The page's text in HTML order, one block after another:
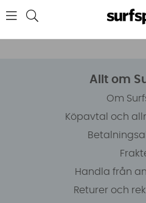
Allt om
Om
Köpavtal och
Handla från
Returer och